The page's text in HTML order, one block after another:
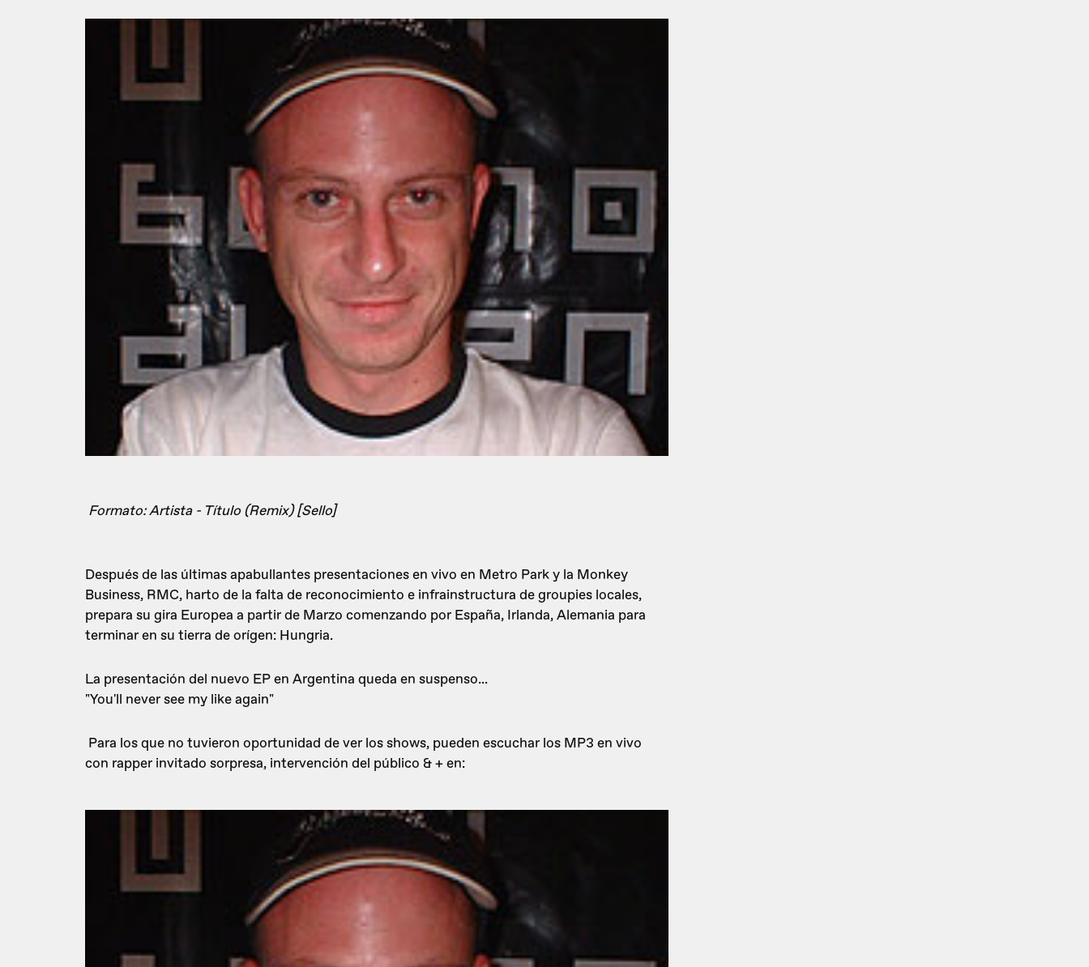
Formato: Artista - Título (Remix) [Sello]
Después de las últimas apabullantes presentaciones en vivo en Metro Park y la Monkey
Business, RMC, harto de la falta de reconocimiento e infrainstructura de groupies locales,
prepara su gira Europea a partir de Marzo comenzando por España, Irlanda, Alemania para
terminar en su tierra de orígen: Hungria.
La presentación del nuevo EP en Argentina queda en suspenso...
"You'll never see my like again"
Para los que no tuvieron oportunidad de ver los shows, pueden escuchar los MP3 en vivo
con rapper invitado sorpresa, intervención del público & + en: